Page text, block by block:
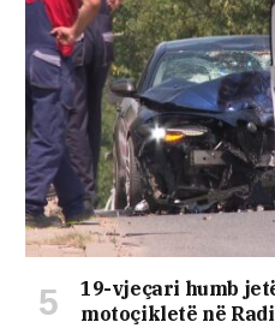
19-vjeçari humb
motoçikletë në